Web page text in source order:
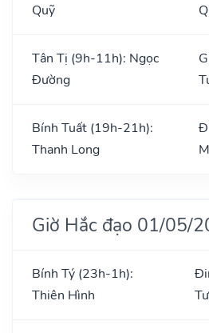
Quỹ
Tân Tị (9h-11h): Ngọc
Đường
Bính Tuất (19h-21h):
Thanh Long
Giờ Hắc đạo 01/05/
Bính Tý (23h-1h):
Thiên Hình